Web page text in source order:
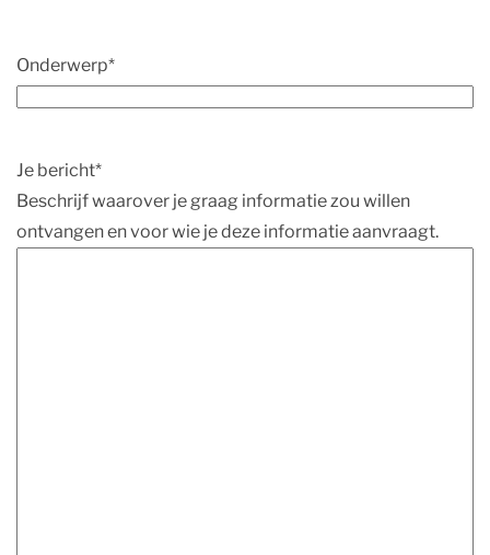
Onderwerp*
Je bericht*
Beschrijf waarover je graag informatie zou willen
ontvangen en voor wie je deze informatie aanvraagt.